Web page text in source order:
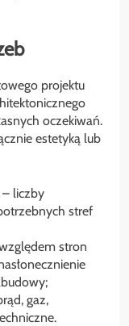
projektu
oczekiwań.
estetyką lub
liczby
stref
stron
gaz,